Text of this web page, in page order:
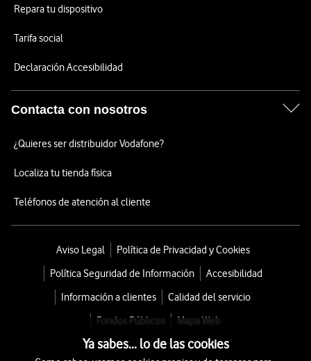
Repara tu dispositivo
Tarifa social
Declaración Accesibilidad
Contacta con nosotros
¿Quieres ser distribuidor Vodafone?
Localiza tu tienda física
Teléfonos de atención al cliente
Aviso Legal
Política de Privacidad y Cookies
Política Seguridad de Información
Accesibilidad
Información a clientes
Calidad del servicio
Fondos Públicos
Mapa Web
Ya sabes... lo de las cookies